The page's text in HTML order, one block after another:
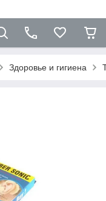
Здоровье и гигиена